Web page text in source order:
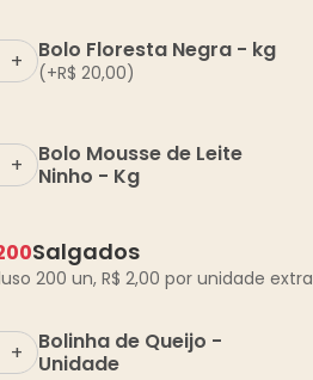
+ Bolo Floresta Negra - kg
(+R$ 20,00)
+
Bolo Mousse de Leite
Ninho - Kg
Salgados
200 un,R$ 2,00 por unidade extra
+
Bolinha de Queijo -
Unidade